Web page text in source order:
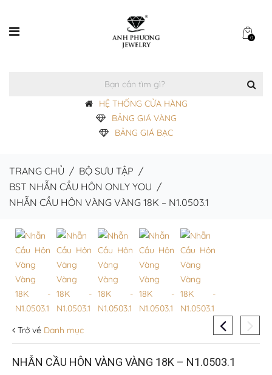
0
HỆ THỐNG CỬA HÀNG
BẢNG GIÁ VÀNG
BẢNG GIÁ BẠC
TRANG CHỦ / BỘ SƯU TẬP /
BST NHẪN CẦU HÔN ONLY YOU /
NHẪN CẦU HÔN VÀNG VÀNG 18K – N1.0503.1
Trở về Danh mục
NHẪN CẦU HÔN VÀNG VÀNG 18K – N1.0503.1